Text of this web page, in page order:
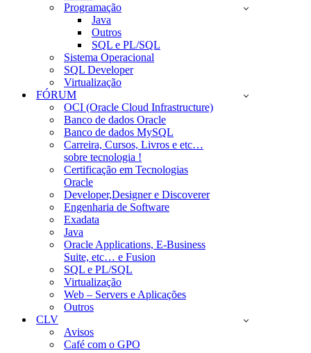
Programação
Java
Outros
SQL e PL/SQL
Sistema Operacional
SQL Developer
Virtualização
FÓRUM
OCI (Oracle Cloud Infrastructure)
Banco de dados Oracle
Banco de dados MySQL
Carreira, Cursos, Livros e etc…
sobre tecnologia !
Certificação em Tecnologias
Oracle
Developer,Designer e Discoverer
Engenharia de Software
Exadata
Java
Oracle Applications, E-Business
Suite, etc… e Fusion
SQL e PL/SQL
Virtualização
Web – Servers e Aplicações
Outros
CLV
Avisos
Café com o GPO